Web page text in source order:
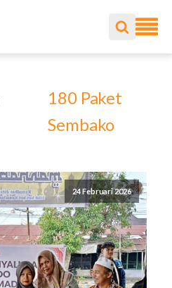
180 Paket
Sembako
24 Februari 2026